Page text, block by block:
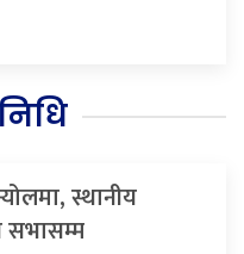
स्थानीय
सभासम्म